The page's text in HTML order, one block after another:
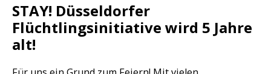
STAY! Düsseldorfer
Flüchtlingsinitiative wird 5 Jahre
alt!